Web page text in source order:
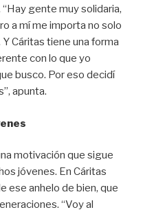
gente muy solidaria,
a mí me importa no solo
Cáritas tiene una forma
con lo que yo
busco. Por eso decidí
apunta.
motivación que sigue
jóvenes. En Cáritas
ese anhelo de bien, que
“Voy al